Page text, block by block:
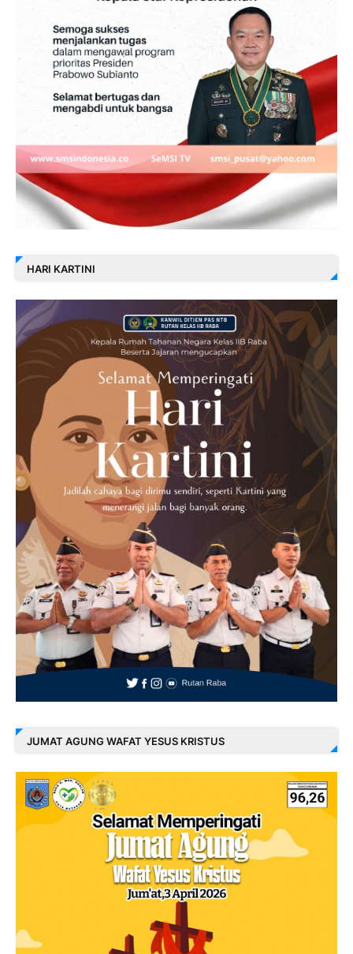
HARI KARTINI
JUMAT AGUNG WAFAT YESUS KRISTUS